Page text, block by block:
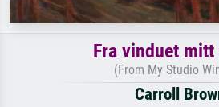
Fra vinduet
(From My Studio
Carroll